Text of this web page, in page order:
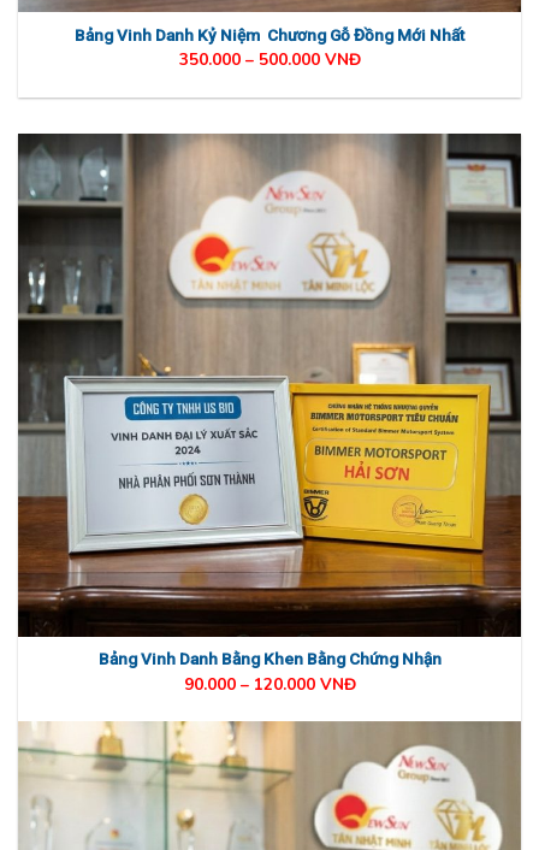
Bảng Vinh Danh Kỷ Niệm Chương Gỗ Đồng Mới Nhất
350.000 – 500.000 VNĐ
Bảng Vinh Danh Bằng Khen Bằng Chứng Nhận
90.000 – 120.000 VNĐ